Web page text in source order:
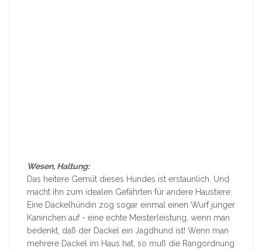
Wesen, Haltung:
Das heitere Gemüt dieses Hundes ist erstaunlich. Und
macht ihn zum idealen Gefährten für andere Haustiere.
Eine Dackelhündin zog sogar einmal einen Wurf junger
Kaninchen auf - eine echte Meisterleistung, wenn man
bedenkt, daß der Dackel ein Jagdhund ist! Wenn man
mehrere Dackel im Haus hat, so muß die Rangordnung